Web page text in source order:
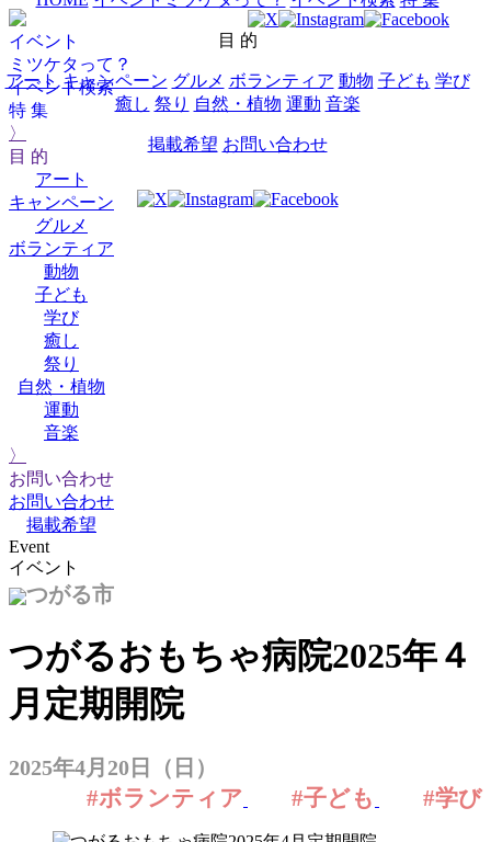
イベント
ミツケタって？
イベント検索
特 集
〉
目 的
アート
キャンペーン
グルメ
ボランティア
動物
子ども
学び
癒し
祭り
自然・植物
運動
音楽
〉
お問い合わせ
お問い合わせ
掲載希望
目 的
アート キャンペーン グルメ ボランティア 動物 子ども 学び
癒し 祭り 自然・植物 運動 音楽
掲載希望 お問い合わせ
Event
イベント
つがる市
つがるおもちゃ病院2025年４
月定期開院
2025年4月20日（日）
#ボランティア #子ども #学び